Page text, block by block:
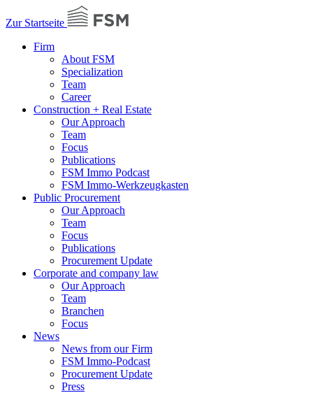
Zur Startseite
Firm
About FSM
Specialization
Team
Career
Construction + Real Estate
Our Approach
Team
Focus
Publications
FSM Immo Podcast
FSM Immo-Werkzeugkasten
Public Procurement
Our Approach
Team
Focus
Publications
Procurement Update
Corporate and company law
Our Approach
Team
Branchen
Focus
News
News from our Firm
FSM Immo-Podcast
Procurement Update
Press